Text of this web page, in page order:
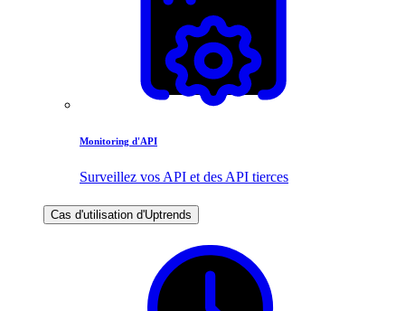
Monitoring d'API
Surveillez vos API et des API tierces
Cas d'utilisation d'Uptrends